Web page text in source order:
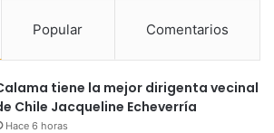
Popular Comentarios
tiene la mejor dirigenta vecinal
Chile Jacqueline Echeverría
Hace 6 horas